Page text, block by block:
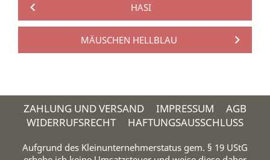
HASI
MÄUSCHEN HELLBLAU
ZAHLUNG UND VERSAND IMPRESSUM
AGB
WIDERRUFSRECHT
HAFTUNGSAUSSCHLUSS
Aufgrund des Kleinunternehmerstatus gem. § 19 UStG